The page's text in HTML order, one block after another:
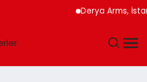
Derya Arms, İstanbul